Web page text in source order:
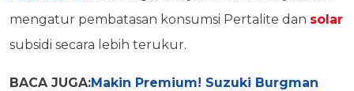
mengatur pembatasan konsumsi Pertalite dan solar
subsidi secara lebih terukur.
BACA JUGA:Makin Premium! Suzuki Burgman